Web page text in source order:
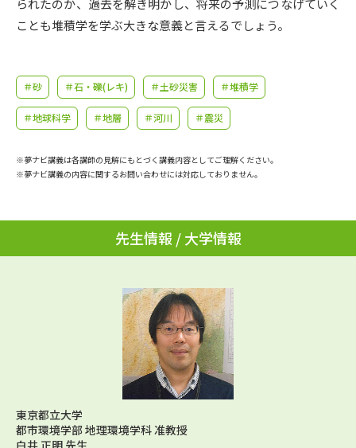
学問のミニ講義「夢ナビ講義」 学問分野解説
ユーザーサポート
個人情報取扱規定
テレメール進学カタログ
訂正のご案内
られたのか、過去を解き明かし、将来の予測につなげていく
ことも堆積学を学ぶ大きな意義と言えるでしょう。
＃砂 ＃石・礫(レキ) ＃土砂災害 ＃堆積学
＃地球科学 ＃地層 ＃河川 ＃震災
※夢ナビ講義は各講師の見解にもとづく講義内容としてご理解ください。
※夢ナビ講義の内容に関するお問い合わせには対応しておりません。
先生情報 / 大学情報
東京都立大学
都市環境学部 地理環境学科 准教授
白井 正明 先生